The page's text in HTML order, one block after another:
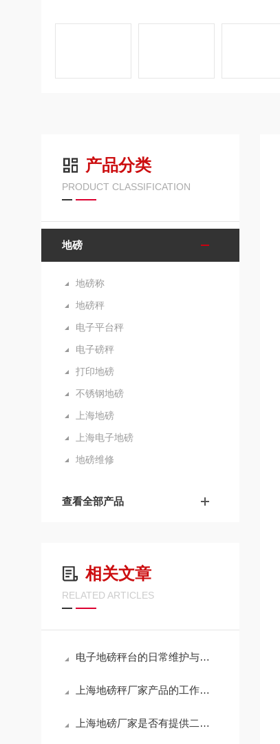
产品分类
PRODUCT CLASSIFICATION
地磅
地磅称
地磅秤
电子平台秤
电子磅秤
打印地磅
不锈钢地磅
上海地磅
上海电子地磅
地磅维修
查看全部产品
相关文章
RELATED ARTICLES
电子地磅秤台的日常维护与保养
上海地磅秤厂家产品的工作原理介绍
上海地磅厂家是否有提供二手地磅秤